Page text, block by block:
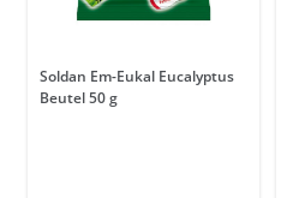
Soldan Em-Eukal Eucalyptus
Beutel 50 g